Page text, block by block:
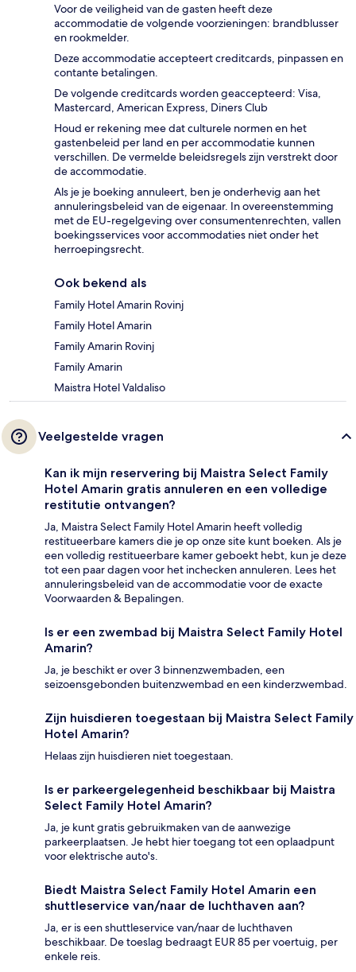
Voor de veiligheid van de gasten heeft deze
accommodatie de volgende voorzieningen: brandblusser
en rookmelder.
Deze accommodatie accepteert creditcards, pinpassen en
contante betalingen.
De volgende creditcards worden geaccepteerd: Visa,
Mastercard, American Express, Diners Club
Houd er rekening mee dat culturele normen en het
gastenbeleid per land en per accommodatie kunnen
verschillen. De vermelde beleidsregels zijn verstrekt door
de accommodatie.
Als je je boeking annuleert, ben je onderhevig aan het
annuleringsbeleid van de eigenaar. In overeenstemming
met de EU-regelgeving over consumentenrechten, vallen
boekingsservices voor accommodaties niet onder het
herroepingsrecht.
Ook bekend als
Family Hotel Amarin Rovinj
Family Hotel Amarin
Family Amarin Rovinj
Family Amarin
Maistra Hotel Valdaliso
Veelgestelde vragen
Kan ik mijn reservering bij Maistra Select Family
Hotel Amarin gratis annuleren en een volledige
restitutie ontvangen?
Ja, Maistra Select Family Hotel Amarin heeft volledig
restitueerbare kamers die je op onze site kunt boeken. Als je
een volledig restitueerbare kamer geboekt hebt, kun je deze
tot een paar dagen voor het inchecken annuleren. Lees het
annuleringsbeleid van de accommodatie voor de exacte
Voorwaarden & Bepalingen.
Is er een zwembad bij Maistra Select Family Hotel
Amarin?
Ja, je beschikt er over 3 binnenzwembaden, een
seizoensgebonden buitenzwembad en een kinderzwembad.
Zijn huisdieren toegestaan bij Maistra Select Family
Hotel Amarin?
Helaas zijn huisdieren niet toegestaan.
Is er parkeergelegenheid beschikbaar bij Maistra
Select Family Hotel Amarin?
Ja, je kunt gratis gebruikmaken van de aanwezige
parkeerplaatsen. Je hebt hier toegang tot een oplaadpunt
voor elektrische auto's.
Biedt Maistra Select Family Hotel Amarin een
shuttleservice van/naar de luchthaven aan?
Ja, er is een shuttleservice van/naar de luchthaven
beschikbaar. De toeslag bedraagt EUR 85 per voertuig, per
enkele reis.